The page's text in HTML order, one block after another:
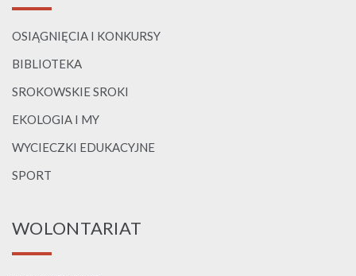
OSIĄGNIĘCIA I KONKURSY
BIBLIOTEKA
SROKOWSKIE SROKI
EKOLOGIA I MY
WYCIECZKI EDUKACYJNE
SPORT
WOLONTARIAT